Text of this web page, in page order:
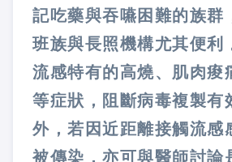
記吃藥與吞嚥困難的族群
班族與長照機構尤其便利
流感特有的高燒、肌肉痠
等症狀，阻斷病毒複製有
外，若因近距離接觸流感
被傳染，亦可與醫師討論